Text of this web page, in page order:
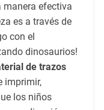
manera efectiva
es a través de
con el
dinosaurios!
de trazos
imprimir,
los niños